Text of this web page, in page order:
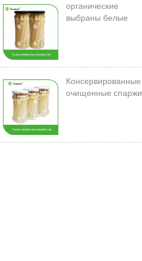
органические
выбраны белые
Консервированные
очищенные спаржи